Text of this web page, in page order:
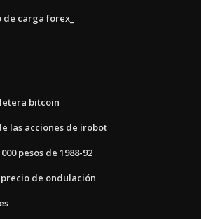
carga forex_
bitcoin
las acciones de irobot
pesos de 1988-92
de ondulación